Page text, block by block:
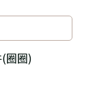
圈圈)